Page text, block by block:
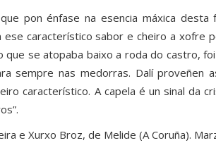
pon énfase na esencia máxica desta
característico sabor e cheiro a xofre
se atopaba baixo a roda do castro,
sempre nas medorras. Dalí proveñen
característico. A capela é un sinal da
e Xurxo Broz, de Melide (A Coruña).